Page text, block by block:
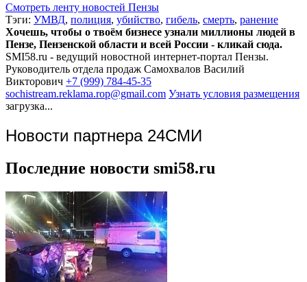
Смотреть ленту новостей Пензы
Тэги: УМВД, полиция, убийство, гибель, смерть, ранение
Хочешь, чтобы о твоём бизнесе узнали миллионы людей в
Пензе, Пензенской области и всей России - кликай сюда.
SMI58.ru - ведущий новостной интернет-портал Пензы.
Руководитель отдела продаж Самохвалов Василий
Викторович +7 (999) 784-45-35
sochistream.reklama.rop@gmail.com Узнать условия размещения
загрузка...
Новости партнера 24СМИ
Последние новости smi58.ru